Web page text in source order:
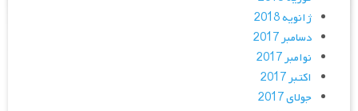
ژانویه 2018
دسامبر 2017
نوامبر 2017
اکتبر 2017
جولای 2017